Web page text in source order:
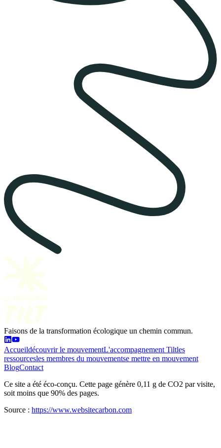
Faisons de la transformation écologique un chemin commun.
Accueildécouvrir le mouvementL'accompagnement Tiltles
ressourcesles membres du mouvementse mettre en mouvement
BlogContact
Ce site a été éco-conçu. Cette page génère 0,11 g de CO2 par visite,
soit moins que 90% des pages.
Source : https://www.websitecarbon.com